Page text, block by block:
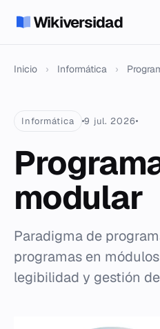
Wikiversidad
Inicio › Informática ›
Informática 9 jul. 2026
modular
Paradigma de
programas en
legibilidad y gestión